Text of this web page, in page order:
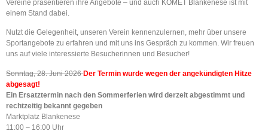
Vereine präsentieren ihre Angebote – und auch KOMET Blankenese ist mit
einem Stand dabei.
Nutzt die Gelegenheit, unseren Verein kennenzulernen, mehr über unsere
Sportangebote zu erfahren und mit uns ins Gespräch zu kommen. Wir freuen
uns auf viele interessierte Besucherinnen und Besucher!
Sonntag, 28. Juni 2026Der Termin wurde wegen der angekündigten Hitze
abgesagt!
Ein Ersatztermin nach den Sommerferien wird derzeit abgestimmt und
rechtzeitig bekannt gegeben
Marktplatz Blankenese
11:00 – 16:00 Uhr